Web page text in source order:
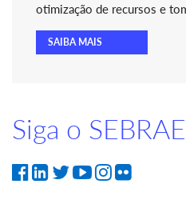
otimização de recursos e
SAIBA MAIS
Siga o